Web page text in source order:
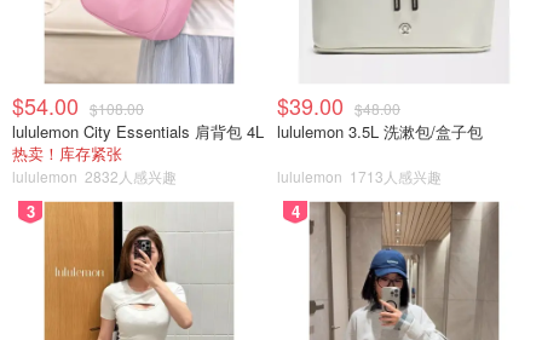
$54.00 $108.00
lululemon City Essentials 肩背包 4L
热卖！库存紧张
lululemon 2832人感兴趣
$39.00 $48.00
lululemon 3.5L 洗漱包/盒子包
lululemon 1713人感兴趣
3 4